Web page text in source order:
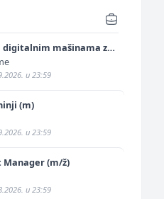
mašinama za
(m/ž)
u 23:59
(m)
u 23:59
Manager (m/ž)
u 23:59